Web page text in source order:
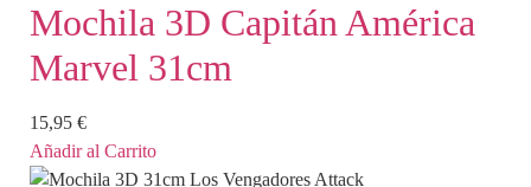
Mochila 3D Capitán América
Marvel 31cm
15,95 €
Añadir al Carrito